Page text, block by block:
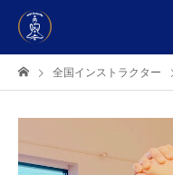
全国インストラクター